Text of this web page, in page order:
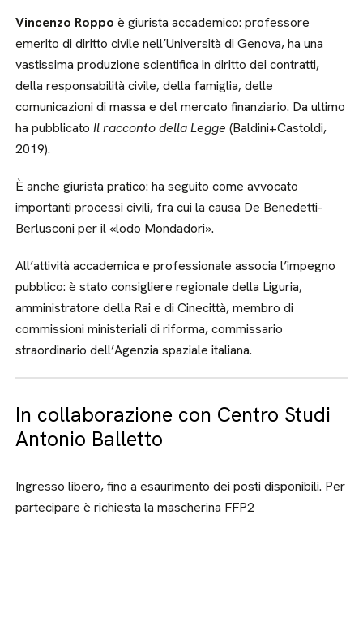
Vincenzo Roppo è giurista accademico: professore
emerito di diritto civile nell’Università di Genova, ha una
vastissima produzione scientifica in diritto dei contratti,
della responsabilità civile, della famiglia, delle
comunicazioni di massa e del mercato finanziario. Da ultimo
ha pubblicatoIl racconto della Legge (Baldini+Castoldi,
2019).
È anche giurista pratico: ha seguito come avvocato
importanti processi civili, fra cui la causa De Benedetti-
Berlusconi per il «lodo Mondadori».
All’attività accademica e professionale associa l’impegno
pubblico: è stato consigliere regionale della Liguria,
amministratore della Rai e di Cinecittà, membro di
commissioni ministeriali di riforma, commissario
straordinario dell’Agenzia spaziale italiana.
In collaborazione con Centro Studi
Antonio Balletto
Ingresso libero, fino a esaurimento dei posti disponibili. Per
partecipare è richiesta la mascherina FFP2